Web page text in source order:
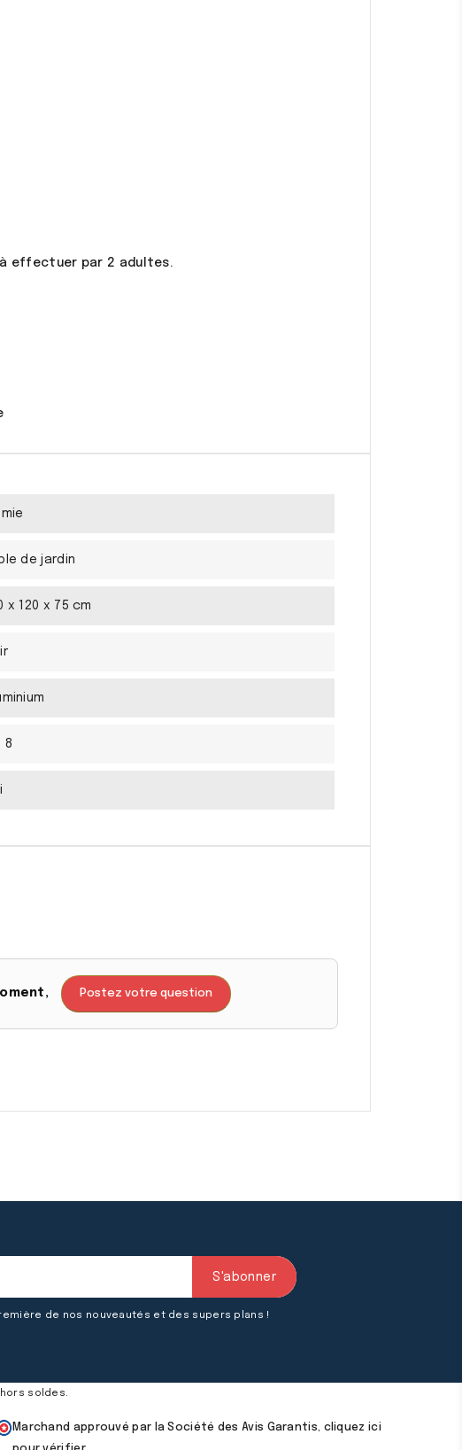
à effectuer par 2 adultes.
de jardin
x 120 x 75 cm
8
Postez votre question
de nos nouveautés et des supers plans !
soldes.
Marchand approuvé par la Société des Avis Garantis, cliquez ici